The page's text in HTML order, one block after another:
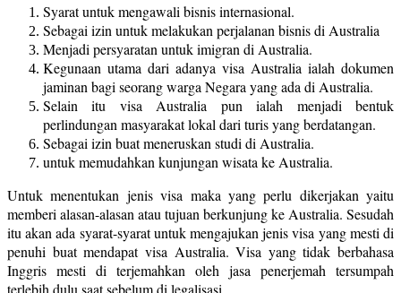
Syarat untuk mengawali bisnis internasional.
Sebagai izin untuk melakukan perjalanan bisnis di Australia
Menjadi persyaratan untuk imigran di Australia.
Kegunaan utama dari adanya visa Australia ialah dokumen
jaminan bagi seorang warga Negara yang ada di Australia.
Selain itu visa Australia pun ialah menjadi bentuk
perlindungan masyarakat lokal dari turis yang berdatangan.
Sebagai izin buat meneruskan studi di Australia.
untuk memudahkan kunjungan wisata ke Australia.
Untuk menentukan jenis visa maka yang perlu dikerjakan yaitu
memberi alasan-alasan atau tujuan berkunjung ke Australia. Sesudah
itu akan ada syarat-syarat untuk mengajukan jenis visa yang mesti di
penuhi buat mendapat visa Australia. Visa yang tidak berbahasa
Inggris mesti di terjemahkan oleh jasa penerjemah tersumpah
terlebih dulu saat sebelum di legalisasi.